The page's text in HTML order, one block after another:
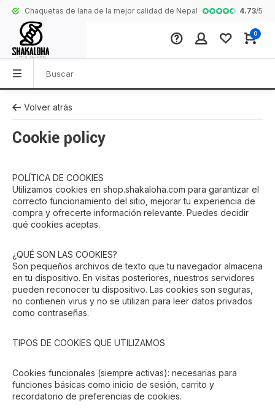
Chaquetas de lana de la mejor calidad de Nepal Colección
4.73/5
0
Volver atrás
Cookie policy
POLÍTICA DE COOKIES
Utilizamos cookies en shop.shakaloha.com para garantizar el
correcto funcionamiento del sitio, mejorar tu experiencia de
compra y ofrecerte información relevante. Puedes decidir
qué cookies aceptas.
¿QUÉ SON LAS COOKIES?
Son pequeños archivos de texto que tu navegador almacena
en tu dispositivo. En visitas posteriores, nuestros servidores
pueden reconocer tu dispositivo. Las cookies son seguras,
no contienen virus y no se utilizan para leer datos privados
como contraseñas.
TIPOS DE COOKIES QUE UTILIZAMOS
Cookies funcionales (siempre activas): necesarias para
funciones básicas como inicio de sesión, carrito y
recordatorio de preferencias de cookies.